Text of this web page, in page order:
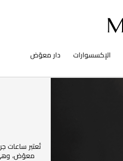
الإكسسوارات دار معوّض
معوّض، وهي